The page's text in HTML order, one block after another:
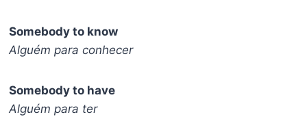
Somebody to know
Alguém para conhecer
Somebody to have
Alguém para ter